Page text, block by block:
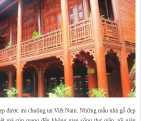
được ưa chuộng tại Việt Nam. Những mẫu nhà gỗ đẹp